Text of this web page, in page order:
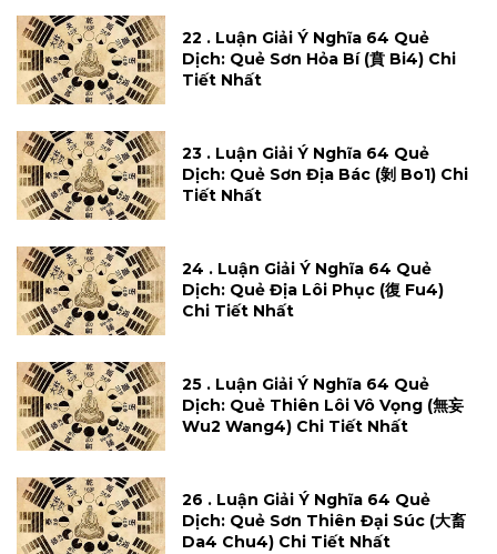
22 . Luận Giải Ý Nghĩa 64 Quẻ
Dịch: Quẻ Sơn Hỏa Bí (賁 Bi4) Chi
Tiết Nhất
23 . Luận Giải Ý Nghĩa 64 Quẻ
Dịch: Quẻ Sơn Địa Bác (剝 Bo1) Chi
Tiết Nhất
24 . Luận Giải Ý Nghĩa 64 Quẻ
Dịch: Quẻ Địa Lôi Phục (復 Fu4)
Chi Tiết Nhất
25 . Luận Giải Ý Nghĩa 64 Quẻ
Dịch: Quẻ Thiên Lôi Vô Vọng (無妄
Wu2 Wang4) Chi Tiết Nhất
26 . Luận Giải Ý Nghĩa 64 Quẻ
Dịch: Quẻ Sơn Thiên Đại Súc (大畜
Da4 Chu4) Chi Tiết Nhất